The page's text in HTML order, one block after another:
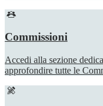
Commissioni
Accedi alla sezione
approfondire tutte le